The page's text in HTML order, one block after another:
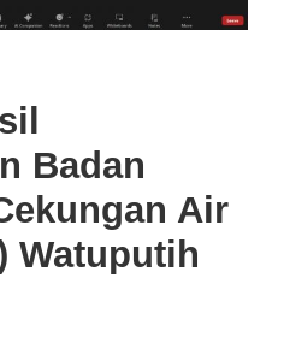
Badan
Air
Watuputih